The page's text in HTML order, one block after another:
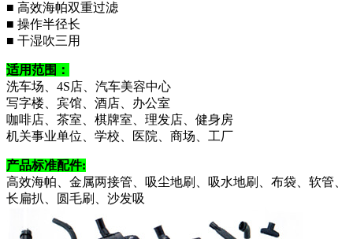
■ 高效海帕双重过滤
■ 操作半径长
■ 干湿吹三用
适用范围：
洗车场、4S店、汽车美容中心
写字楼、宾馆、酒店、办公室
咖啡店、茶室、棋牌室、理发店、健身房
机关事业单位、学校、医院、商场、工厂
产品标准配件:
高效海帕、金属两接管、吸尘地刷、吸水地刷、布袋、软管、
长扁扒、圆毛刷、沙发吸